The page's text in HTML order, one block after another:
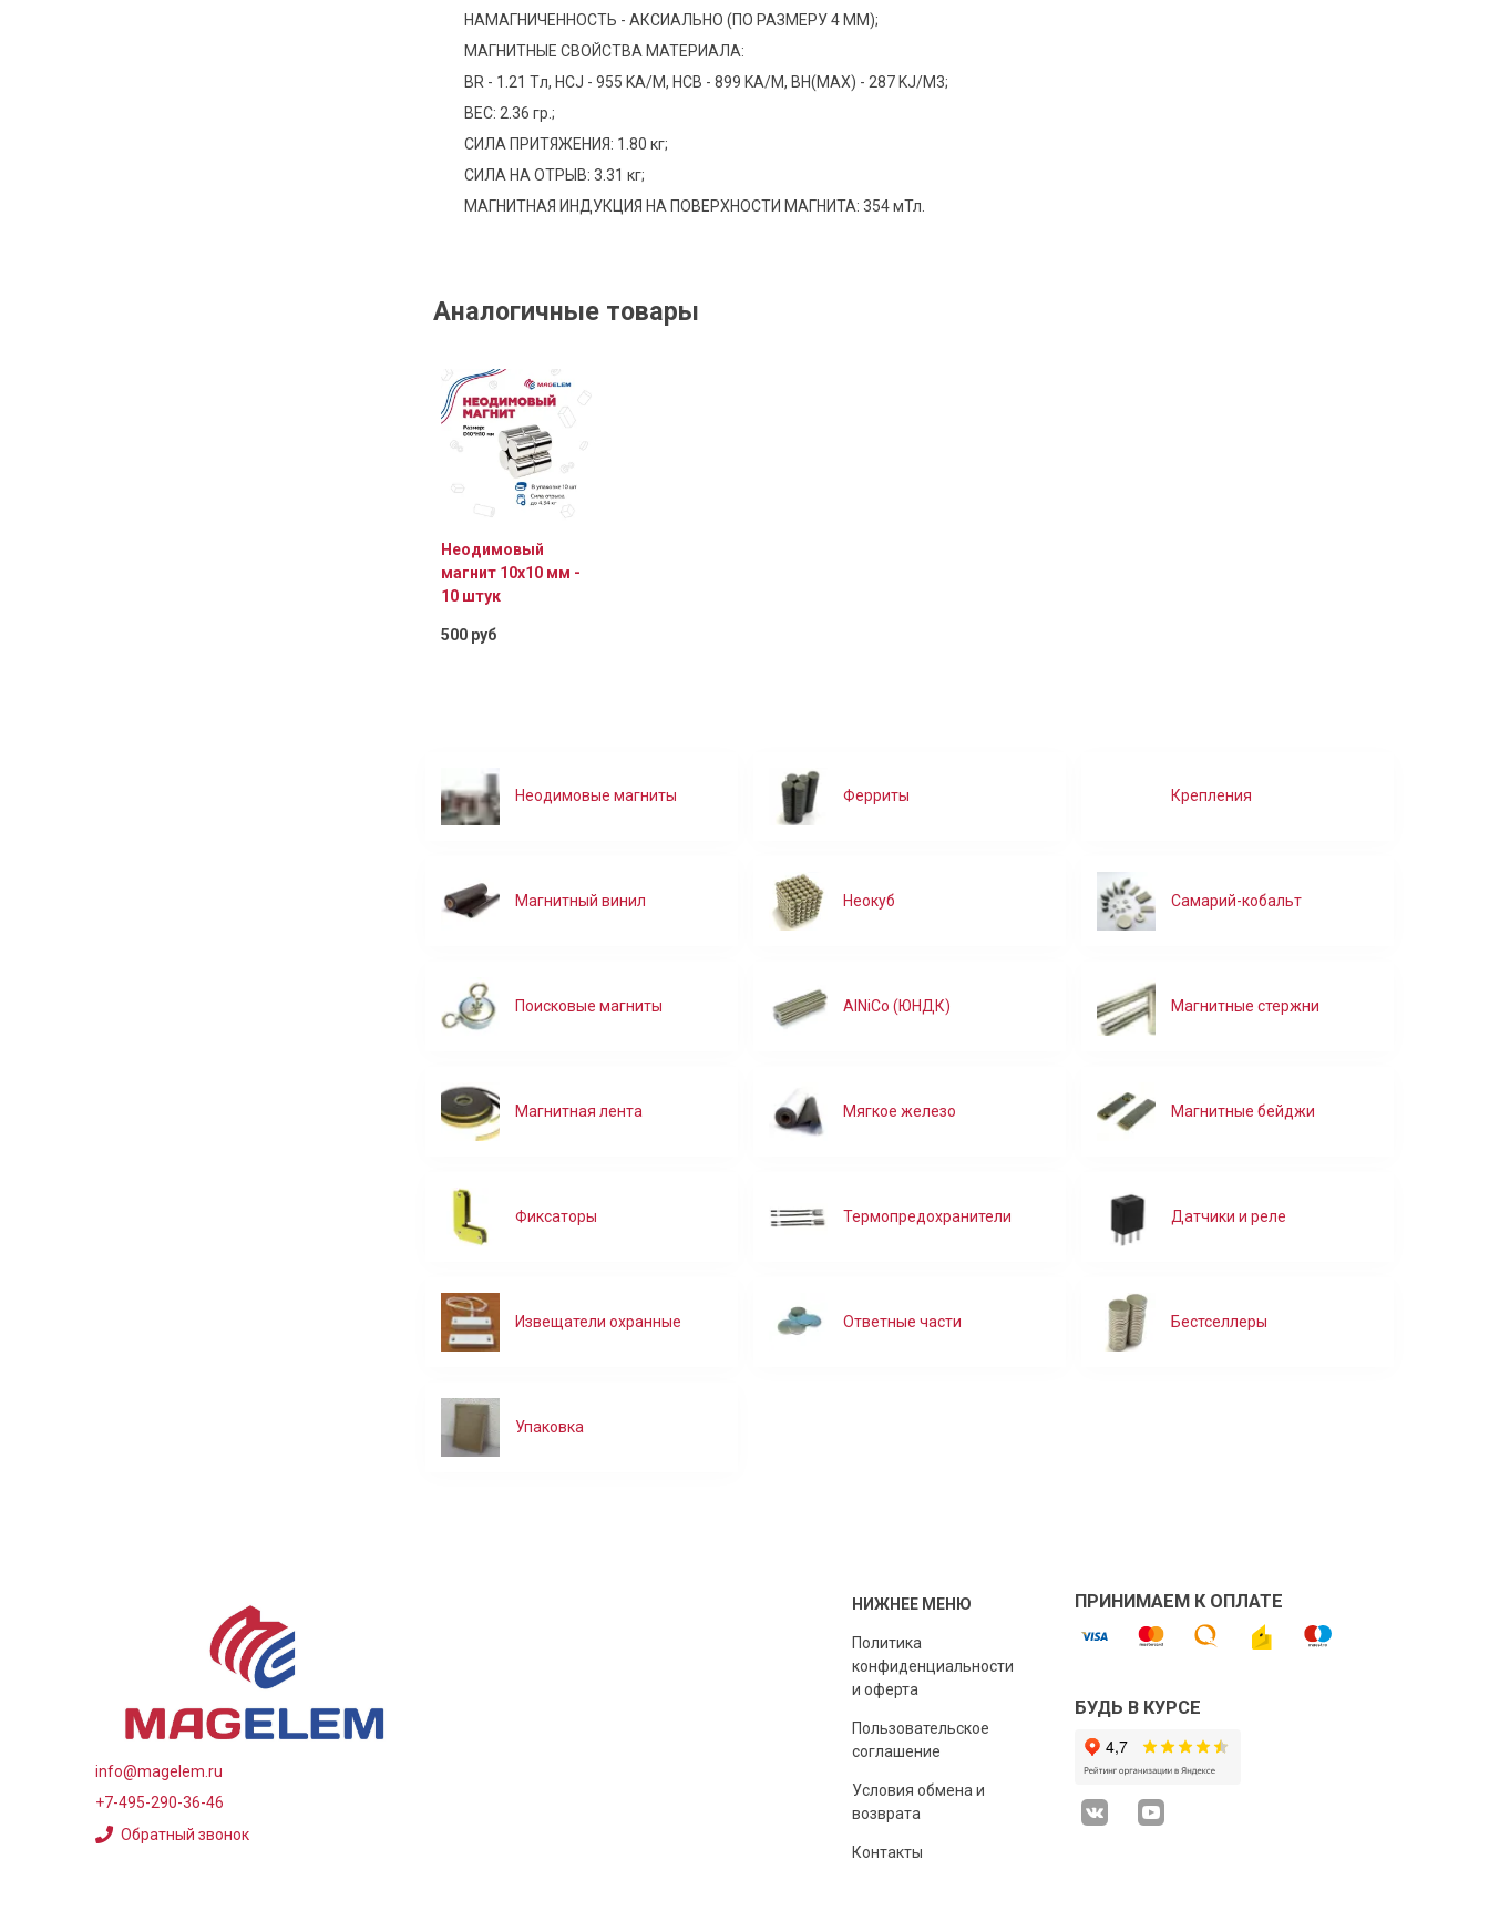
НАМАГНИЧЕННОСТЬ - АКСИАЛЬНО (ПО РАЗМЕРУ 4 ММ);
МАГНИТНЫЕ СВОЙСТВА МАТЕРИАЛА:
BR - 1.21 Tл, HCJ - 955 KA/M, HCB - 899 KA/M, BH(MAX) - 287 KJ/M3;
ВЕС: 2.36 гр.;
СИЛА ПРИТЯЖЕНИЯ: 1.80 кг;
СИЛА НА ОТРЫВ: 3.31 кг;
МАГНИТНАЯ ИНДУКЦИЯ НА ПОВЕРХНОСТИ МАГНИТА: 354 мТл.
Аналогичные товары
Неодимовый
магнит 10х10 мм -
10 штук
500 руб
Неодимовые магниты Ферриты Крепления
Магнитный винил Неокуб Самарий-кобальт
Поисковые магниты AlNiCo (ЮНДК) Магнитные стержни
Магнитная лента Мягкое железо Магнитные бейджи
Фиксаторы Термопредохранители Датчики и реле
Извещатели охранные Ответные части Бестселлеры
Упаковка
info@magelem.ru
+7-495-290-36-46
Обратный звонок
НИЖНЕЕ МЕНЮ
Политика
конфиденциальности
и оферта
Пользовательское
соглашение
Условия обмена и
возврата
Контакты
ПРИНИМАЕМ К ОПЛАТЕ
БУДЬ В КУРСЕ